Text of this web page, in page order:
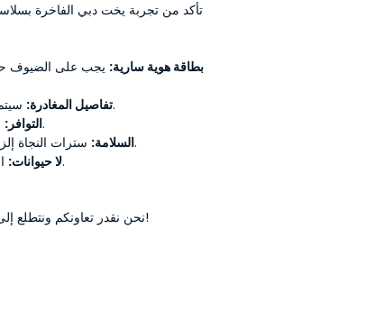
تأكد من تجربة يخت دبي الفاخرة
بطاقة هوية سارية: يجب على الضيوف
تفاصيل المغادرة:سيتم مشاركة موقع المغادرة قبل رحلتك.
التوافر:جميع الحجوزات عرضة لتوافر اليخت.
السلامة:سترات النجاة إلزامية لجميع الضيوف على متن اليخت.
لا حيوانات:الحيوانات غير مسموح بها على اليخت.
نحن نقدر تعاونكم ونتطلع إلى جعل جولة يخت دبي الفاخرة لا تُنسى!